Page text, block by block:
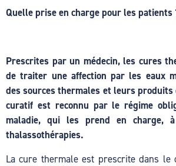
Hacklink Panel
sapanca escort
unblocked games
Hacklink Panel
Hacklink
Hacklink
Quelle prise en charge pour les patients
Prescrites par un médecin, les cures
de traiter une affection par les eaux
des sources thermales et leurs produits
curatif est reconnu par le régime
maladie, qui les prend en charge,
thalassothérapies.
La cure thermale est prescrite dans le